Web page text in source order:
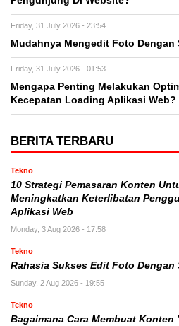
Friday, 31 July 2026 - 23:54
Mudahnya Mengedit Foto Dengan
Friday, 31 July 2026 - 01:53
Mengapa Penting Melakukan
Kecepatan Loading Aplikasi Web?
BERITA TERBARU
Tekno
10 Strategi Pemasaran Konten
Meningkatkan Keterlibatan
Aplikasi Web
Monday, 3 Aug 2026 - 17:58
Tekno
Rahasia Sukses Edit Foto Dengan
Sunday, 2 Aug 2026 - 19:55
Tekno
Bagaimana Cara Membuat Konten